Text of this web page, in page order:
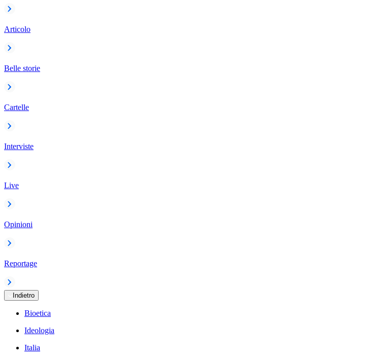
Articolo
Belle storie
Cartelle
Interviste
Live
Opinioni
Reportage
Indietro
Bioetica
Ideologia
Italia